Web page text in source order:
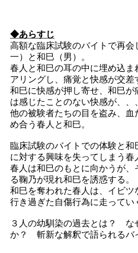
◆あらすじ
高額な臨床試験のバイトで再
一）と和巳（男）。
春人と和巳の耳の中に埋め込
アリングし、痛覚と快感が交差
和巳に快感が押し寄せ、和巳
は感じたことのない快感が、、、
他の被験者たちの目を盗み、
め合う春人と和巳。
臨床試験のバイトでの体験と
に対する興味を失ってしまう春
春人は和巳のもとに向かうが
る鞠乃が現れ和巳を誘惑する。
和巳を奪われた春人は、イビツ
行き過ぎた自傷行為に走ってい
３人の幼馴染の過去とは？ な
か？ 斬新な解釈で語られるバ